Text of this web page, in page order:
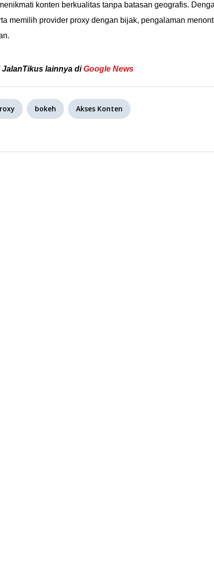
konten berkualitas tanpa batasan geografis.
memilih provider proxy dengan bijak, pengalaman
JalanTikus lainnya diGoogle News
bokeh Akses Konten